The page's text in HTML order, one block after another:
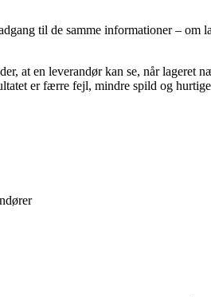
til de samme informationer –
at en leverandør kan se, når
er færre fejl, mindre spild og